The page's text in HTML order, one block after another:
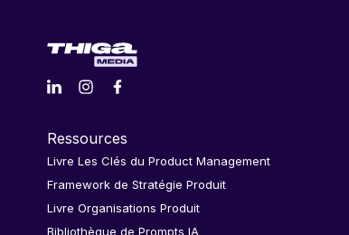
Ressources
Livre Les Clés du Product Management
Framework de Stratégie Produit
Livre Organisations Produit
Bibliothèque de Prompts IA